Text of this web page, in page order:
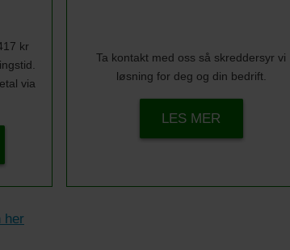
kr
via
Ta kontakt med oss så skreddersyr vi
løsning for deg og din bedrift.
LES MER
her